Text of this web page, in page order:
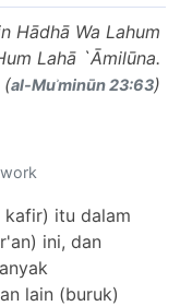
Hādhā Wa Lahum
Lahā `Āmilūna.
(al-Muʾminūn 23:63)
kafir) itu dalam
ini, dan
lain (buruk)